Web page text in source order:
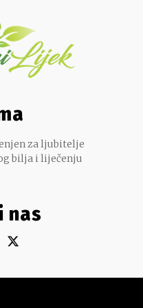
za ljubitelje
bilja i liječenju
nas